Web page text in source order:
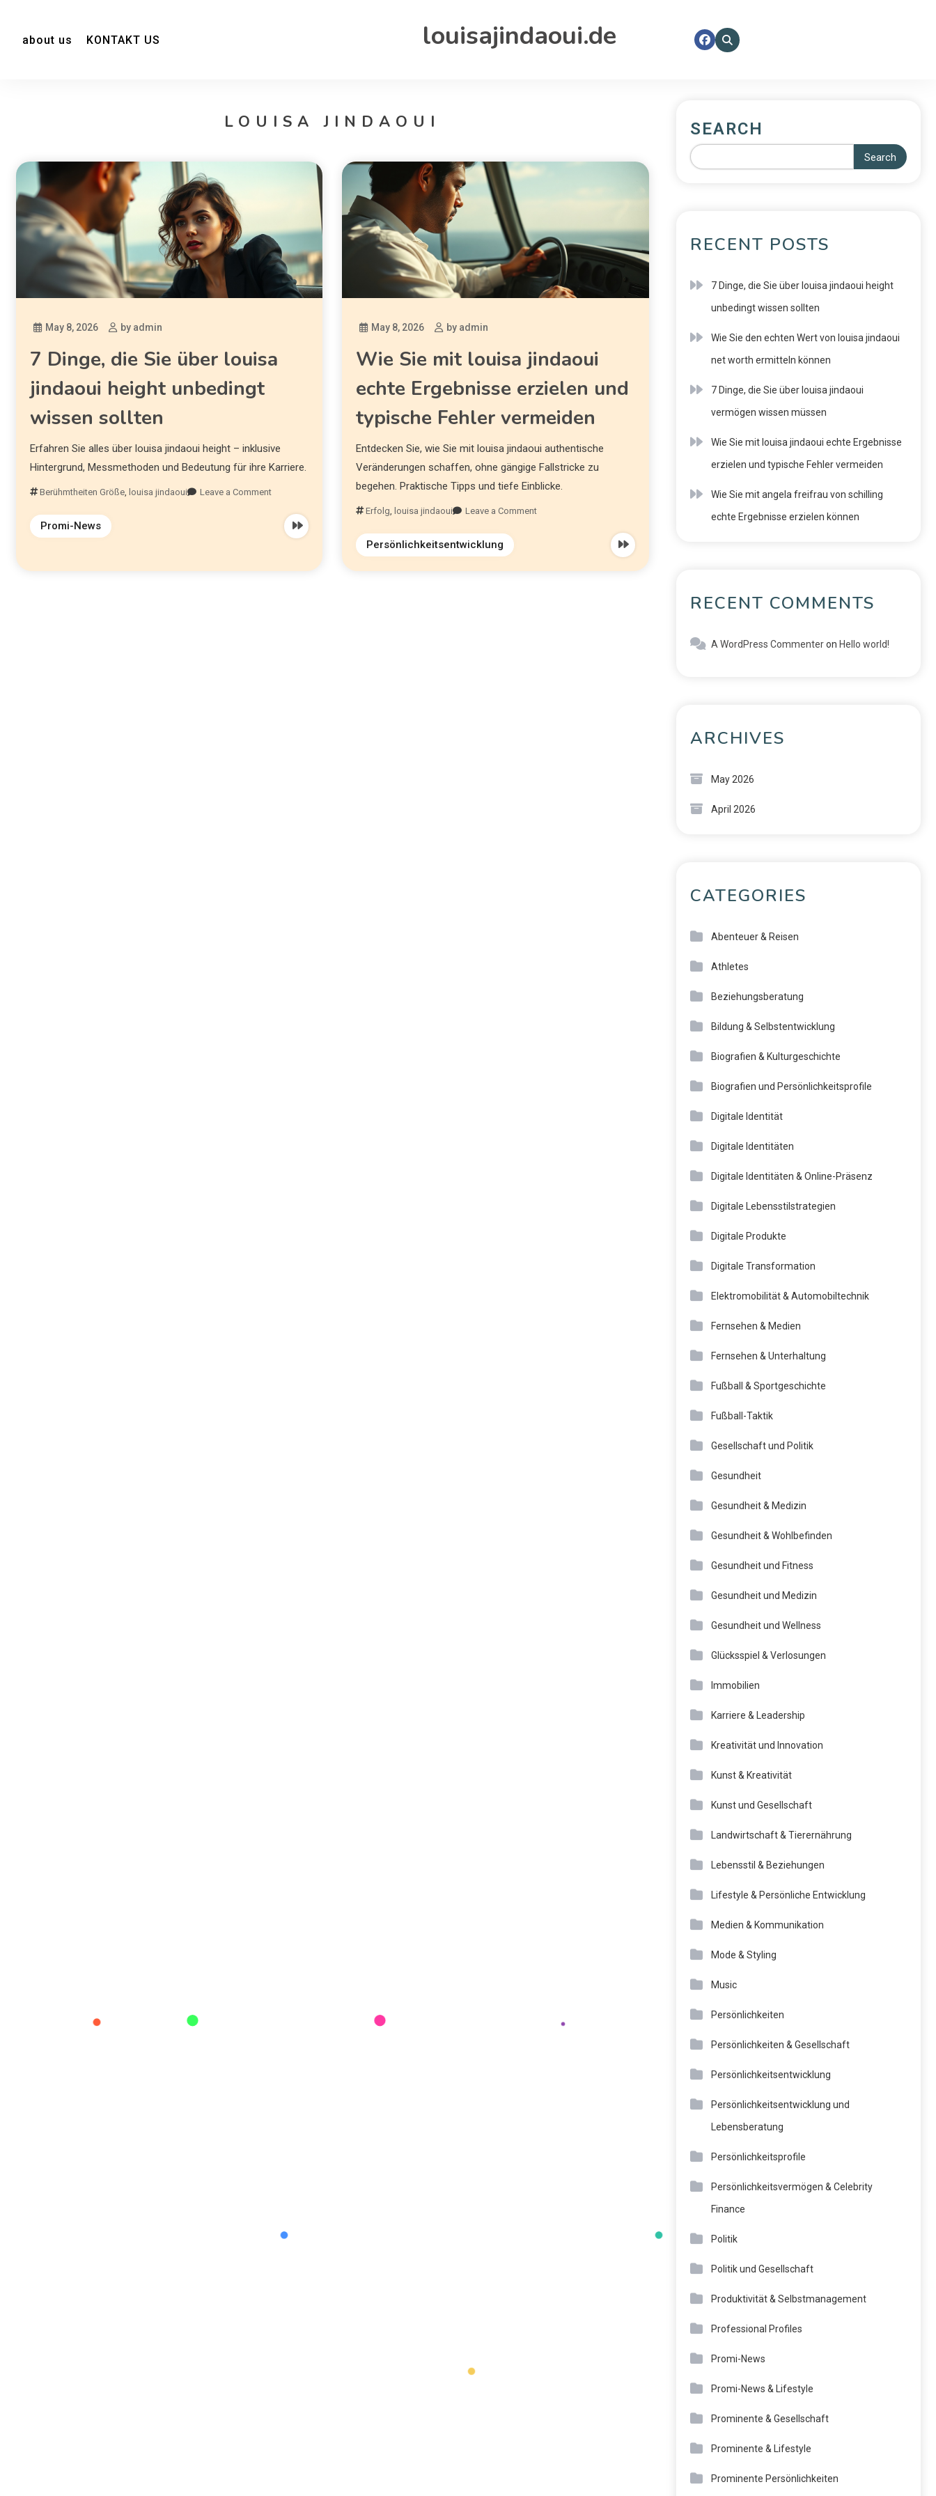
about us KONTAKT US louisajindaoui.de
LOUISA JINDAOUI
May 8, 2026 by admin
7 Dinge, die Sie über louisa
jindaoui height unbedingt
wissen sollten
Erfahren Sie alles über louisa jindaoui height – inklusive
Hintergrund, Messmethoden und Bedeutung für ihre Karriere.
Berühmtheiten Größe, louisa jindaoui Leave a Comment
Promi-News
May 8, 2026 by admin
Wie Sie mit louisa jindaoui
echte Ergebnisse erzielen und
typische Fehler vermeiden
Entdecken Sie, wie Sie mit louisa jindaoui authentische
Veränderungen schaffen, ohne gängige Fallstricke zu
begehen. Praktische Tipps und tiefe Einblicke.
Erfolg ,louisa jindaoui Leave a Comment
Persönlichkeitsentwicklung
SEARCH
Search
RECENT POSTS
7 Dinge, die Sie über louisa jindaoui height
unbedingt wissen sollten
Wie Sie den echten Wert von louisa jindaoui
net worth ermitteln können
7 Dinge, die Sie über louisa jindaoui
vermögen wissen müssen
Wie Sie mit louisa jindaoui echte Ergebnisse
erzielen und typische Fehler vermeiden
Wie Sie mit angela freifrau von schilling
echte Ergebnisse erzielen können
RECENT COMMENTS
A WordPress Commenteron Hello world!
ARCHIVES
May 2026
April 2026
CATEGORIES
Abenteuer & Reisen
Athletes
Beziehungsberatung
Bildung & Selbstentwicklung
Biografien & Kulturgeschichte
Biografien und Persönlichkeitsprofile
Digitale Identität
Digitale Identitäten
Digitale Identitäten & Online-Präsenz
Digitale Lebensstilstrategien
Digitale Produkte
Digitale Transformation
Elektromobilität & Automobiltechnik
Fernsehen & Medien
Fernsehen & Unterhaltung
Fußball & Sportgeschichte
Fußball-Taktik
Gesellschaft und Politik
Gesundheit
Gesundheit & Medizin
Gesundheit & Wohlbefinden
Gesundheit und Fitness
Gesundheit und Medizin
Gesundheit und Wellness
Glücksspiel & Verlosungen
Immobilien
Karriere & Leadership
Kreativität und Innovation
Kunst & Kreativität
Kunst und Gesellschaft
Landwirtschaft & Tierernährung
Lebensstil & Beziehungen
Lifestyle & Persönliche Entwicklung
Medien & Kommunikation
Mode & Styling
Music
Persönlichkeiten
Persönlichkeiten & Gesellschaft
Persönlichkeitsentwicklung
Persönlichkeitsentwicklung und
Lebensberatung
Persönlichkeitsprofile
Persönlichkeitsvermögen & Celebrity
Finance
Politik
Politik und Gesellschaft
Produktivität & Selbstmanagement
Professional Profiles
Promi-News
Promi-News & Lifestyle
Prominente & Gesellschaft
Prominente & Lifestyle
Prominente Persönlichkeiten